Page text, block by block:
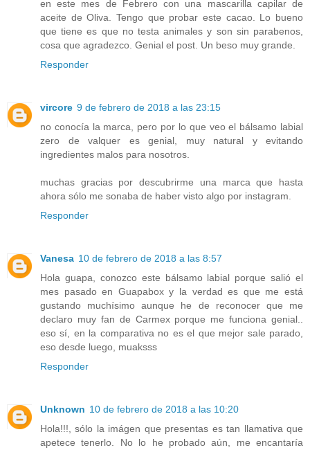
en este mes de Febrero con una mascarilla capilar de
aceite de Oliva. Tengo que probar este cacao. Lo bueno
que tiene es que no testa animales y son sin parabenos,
cosa que agradezco. Genial el post. Un beso muy grande.
Responder
vircore 9 de febrero de 2018 a las 23:15
no conocía la marca, pero por lo que veo el bálsamo labial
zero de valquer es genial, muy natural y evitando
ingredientes malos para nosotros.
muchas gracias por descubrirme una marca que hasta
ahora sólo me sonaba de haber visto algo por instagram.
Responder
Vanesa 10 de febrero de 2018 a las 8:57
Hola guapa, conozco este bálsamo labial porque salió el
mes pasado en Guapabox y la verdad es que me está
gustando muchísimo aunque he de reconocer que me
declaro muy fan de Carmex porque me funciona genial..
eso sí, en la comparativa no es el que mejor sale parado,
eso desde luego, muaksss
Responder
Unknown 10 de febrero de 2018 a las 10:20
Hola!!!, sólo la imágen que presentas es tan llamativa que
apetece tenerlo. No lo he probado aún, me encantaría